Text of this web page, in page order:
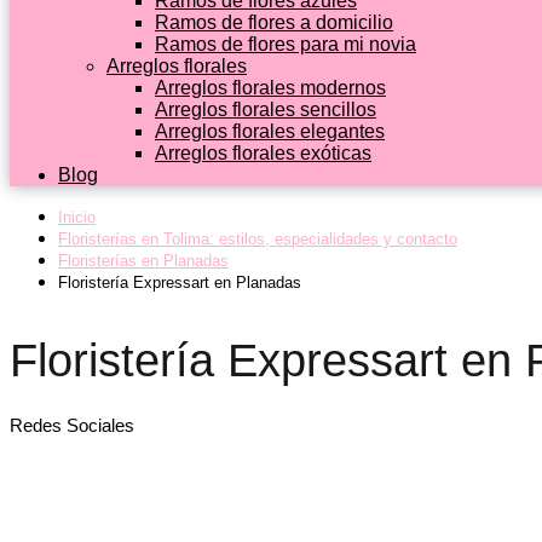
Ramos de flores a domicilio
Ramos de flores para mi novia
Arreglos florales
Arreglos florales modernos
Arreglos florales sencillos
Arreglos florales elegantes
Arreglos florales exóticas
Blog
Inicio
Floristerías en Tolima: estilos, especialidades y contacto
Floristerías en Planadas
Floristería Expressart en Planadas
Floristería Expressart en
Redes Sociales